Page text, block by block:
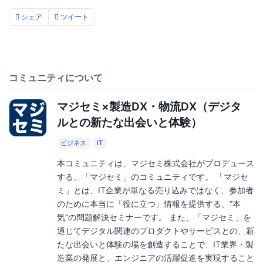
シェア ツイート
コミュニティについて
マジセミ×製造DX・物流DX（デジタ
ルとの新たな出会いと体験）
ビジネス IT
本コミュニティは、マジセミ株式会社がプロデュース
する、「マジセミ」のコミュニティです。 「マジセ
ミ」とは、IT企業が単なる売り込みではなく、参加者
のために本当に「役に立つ」情報を提供する、”本
気”の問題解決セミナーです。 また、「マジセミ」を
通じてデジタル関連のプロダクトやサービスとの、新
たな出会いと体験の場を創造することで、IT業界・製
造業の発展と、エンジニアの活躍促進を実現すること